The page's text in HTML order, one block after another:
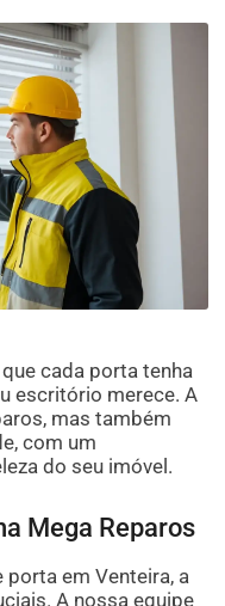
cada porta tenha
escritório merece. A
mas também
com um
do seu imóvel.
Mega Reparos
em Venteira, a
A nossa equipe